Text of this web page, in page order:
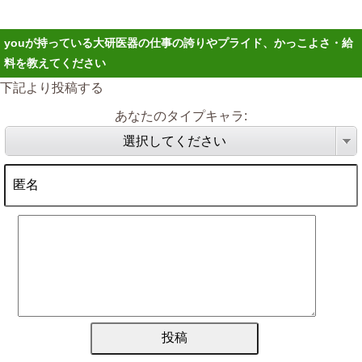
youが持っている大研医器の仕事の誇りやプライド、かっこよさ・給
料を教えてください
下記より投稿する
あなたのタイプキャラ:
選択してください